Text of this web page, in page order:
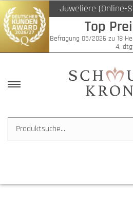
Juweliere (Online-
Top
Befragung 05/2026 zu 18
4,